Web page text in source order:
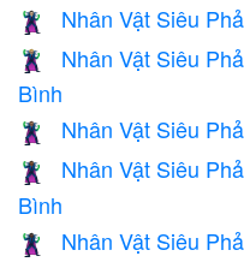
🦹🏻 Nhân Vật Siêu
🦹🏼
Nhân Vật Siêu
Bình
🦹🏽 Nhân Vật Siêu
🦹🏾
Nhân Vật Siêu
Bình
🦹🏿 Nhân Vật Siêu